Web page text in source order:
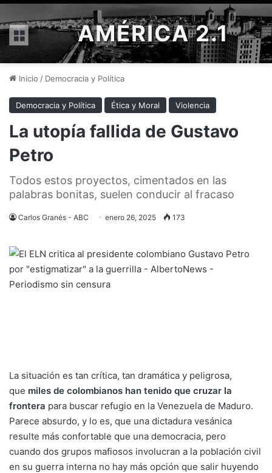
Menú AMÉRICA 2.1
Inicio / Democracia y Política
Democracia y Política Ética y Moral Violencia
La utopía fallida de Gustavo
Petro
Todos estos proyectos, cimentados en las
palabras bonitas, suelen conducir al fracaso
Carlos Granés - ABC enero 26, 2025 173
La situación es tan crítica, tan dramática y peligrosa,
que miles de colombianos han tenido que cruzar la
frontera para buscar refugio en la Venezuela de Maduro.
Parece absurdo, y lo es, que una dictadura vesánica
resulte más confortable que una democracia, pero
cuando dos grupos mafiosos involucran a la población civil
en su guerra interna no hay más opción que salir huyendo